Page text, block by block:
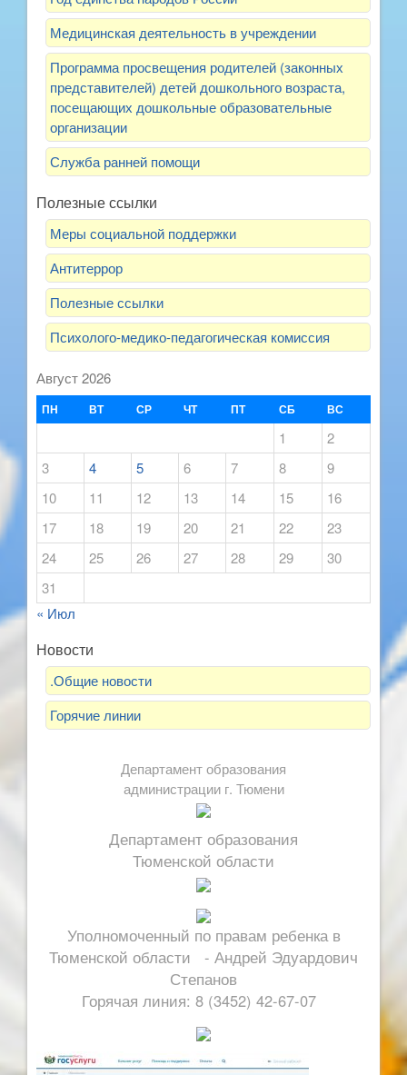
Медицинская деятельность в учреждении
Программа просвещения родителей (законных
представителей) детей дошкольного возраста,
посещающих дошкольные образовательные
организации
Служба ранней помощи
Полезные ссылки
Меры социальной поддержки
Антитеррор
Полезные ссылки
Психолого-медико-педагогическая комиссия
Август 2026
ПН ВТ СР ЧТ ПТ СБ ВС
1
2
3
4 5 6 7 8
9
10
11 12 13 14 15
16
17
18 19 20 21 22
23
24
25 26 27 28 29
30
31
« Июл
Новости
.Общие новости
Горячие линии
Департамент образования
администрации г. Тюмени
Департамент образования
Тюменской области
Уполномоченный по правам ребенка в
Тюменской области - Андрей Эдуардович
Степанов
Горячая линия: 8 (3452) 42-67-07